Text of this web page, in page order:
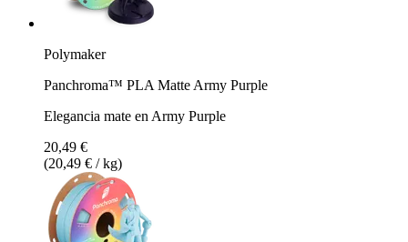
Polymaker
Panchroma™ PLA Matte Army Purple
Elegancia mate en Army Purple
20,49 €
(20,49 € / kg)